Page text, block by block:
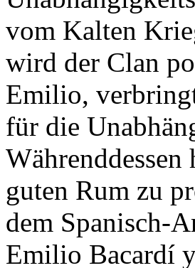
vom Kalten
wird der Clan
Emilio,
für die
guten Rum zu
dem Spanisch-
Emilio Bacardí